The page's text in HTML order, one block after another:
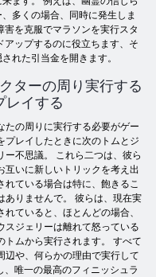
多くの場合、同時に発生しま
を克服でマラソンを実行スタ
ップするのに役立ちます、そ
れた引当金を開きます。
ターの周り実行する
レイする
たの周りに実行する必要がゲー
プレイしたときに次のトムとジ
ー不思議。 これら二つは、彼ら
互いに新しいトリックを考え出
れている場合は特に、飽きるこ
ありませんで。 彼らは、現在実
れていると、ほとんどの場合、
スジェリーは離れて怒っている
トムから実行されます。 すべて
辺や、何らかの理由で実行して
唯一の最高のフィニッシュラ